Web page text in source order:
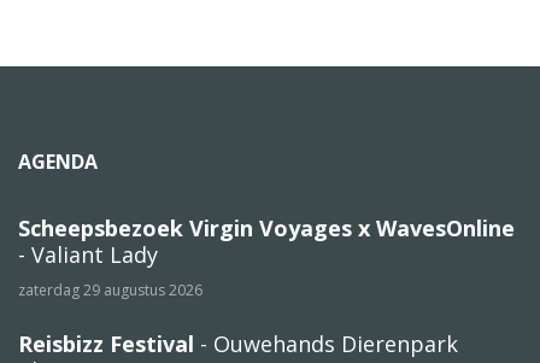
AGENDA
Scheepsbezoek Virgin Voyages x WavesOnline
- Valiant Lady
zaterdag 29 augustus 2026
Reisbizz Festival - Ouwehands Dierenpark